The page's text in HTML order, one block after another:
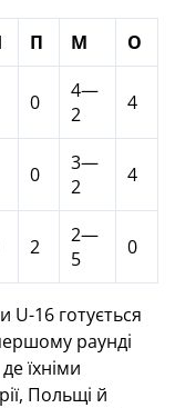
П М О
0
4—
2
4
0
3—
2
4
2
2—
5
0
16 готується
раунді
їхніми
Польщі й